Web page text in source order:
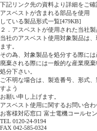
下記リンク先の資料より詳細をご確
アスベストが含まれる部品を使用
している製品形式一覧[479KB]
２．アスベストが使用された当社
当社のアスベスト使用対象製品は
ます。
その為、対象製品を処分する際に
廃棄される際には一般的な産業廃
処分下さい。
ご不明な場合は、製造番号、形式
すよう
お願い申し上げます。
アスベスト使用に関するお問い合わ
お客様対応窓口 富士電機コールセ
TEL 0120-24-9194
FAX 042-585-0324